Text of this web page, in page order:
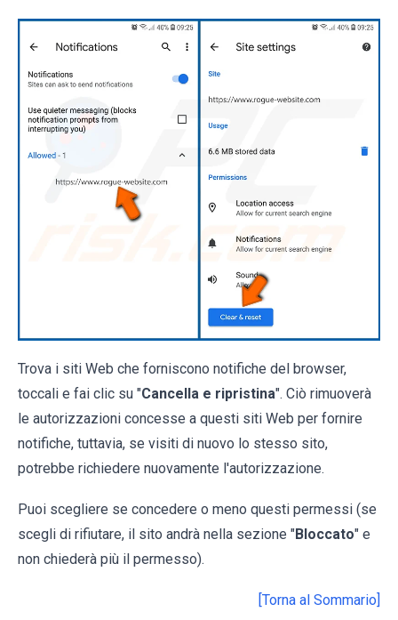
Trova i siti Web che forniscono notifiche del browser,
toccali e fai clic su "Cancella e ripristina". Ciò rimuoverà
le autorizzazioni concesse a questi siti Web per fornire
notifiche, tuttavia, se visiti di nuovo lo stesso sito,
potrebbe richiedere nuovamente l'autorizzazione.
Puoi scegliere se concedere o meno questi permessi (se
scegli di rifiutare, il sito andrà nella sezione "Bloccato" e
non chiederà più il permesso).
[Torna al Sommario]